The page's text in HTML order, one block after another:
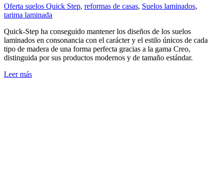
Oferta suelos Quick Step, reformas de casas, Suelos laminados,
tarima laminada
Quick-Step ha conseguido mantener los diseños de los suelos
laminados en consonancia con el carácter y el estilo únicos de cada
tipo de madera de una forma perfecta gracias a la gama Creo,
distinguida por sus productos modernos y de tamaño estándar.
Leer más